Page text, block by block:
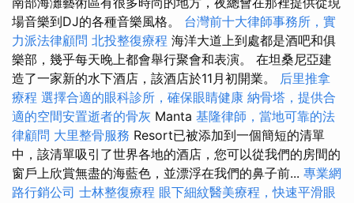
場音樂到DJ的各種音樂風格。 台灣前十大律師事務所，實
力派法律顧問 北投整復療程 海洋大道上到處都是酒吧和俱
樂部，幾乎每天晚上都會舉行聚會和表演。 在坦桑尼亞建
造了一家新的水下酒店，該酒店於11月初開業。 后里推拿
療程 選擇合適的眼科診所，確保眼睛健康 納骨塔，提供合
適的空間安置逝者的骨灰 Manta 基隆律師，當地可靠的法
律顧問 大里整骨服務 Resort已被添加到一個簡短的清單
中，該清單吸引了世界各地的酒店，您可以從我們的房間的
窗戶上欣賞無盡的海藍色，並漂浮在我們的鼻子前... 專業網
路行銷公司 士林整復療程 眼下細紋醫美療程，快速平滑眼